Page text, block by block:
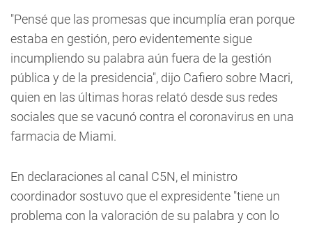
"Pensé que las promesas que incumplía eran porque
estaba en gestión, pero evidentemente sigue
incumpliendo su palabra aún fuera de la gestión
pública y de la presidencia", dijo Cafiero sobre Macri,
quien en las últimas horas relató desde sus redes
sociales que se vacunó contra el coronavirus en una
farmacia de Miami.
En declaraciones al canal C5N, el ministro
coordinador sostuvo que el expresidente "tiene un
problema con la valoración de su palabra y con lo